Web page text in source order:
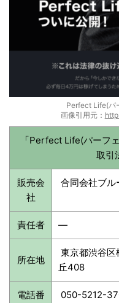
Perfect Life(パ
画像引用元：
「Perfect Life(パーフ
取引
販売会
社
合同会社ブル
責任者 —
所在地
東京都渋谷
丘408
電話番
050-5212-